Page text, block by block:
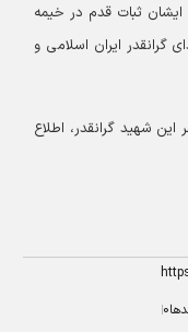
ثبات قدم در خیمه
ایران اسلامی و
شهید گرانقدر، اطلاع
0